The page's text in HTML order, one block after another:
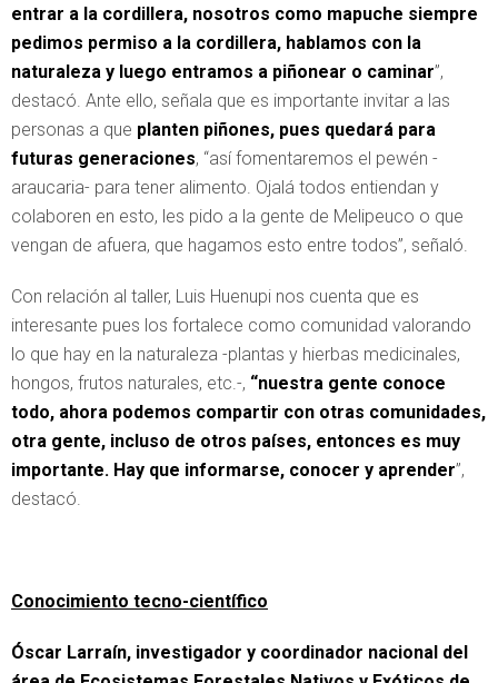
entrar a la cordillera, nosotros como mapuche siempre
pedimos permiso a la cordillera, hablamos con la
naturaleza y luego entramos a piñonear o caminar”,
destacó. Ante ello, señala que es importante invitar a las
personas a que planten piñones, pues quedará para
futuras generaciones, “así fomentaremos el pewén -
araucaria- para tener alimento. Ojalá todos entiendan y
colaboren en esto, les pido a la gente de Melipeuco o que
vengan de afuera, que hagamos esto entre todos”, señaló.
Con relación al taller, Luis Huenupi nos cuenta que es
interesante pues los fortalece como comunidad valorando
lo que hay en la naturaleza -plantas y hierbas medicinales,
hongos, frutos naturales, etc.-, “nuestra gente conoce
todo, ahora podemos compartir con otras comunidades,
otra gente, incluso de otros países, entonces es muy
importante. Hay que informarse, conocer y aprender”,
destacó.
Conocimiento tecno-científico
Óscar Larraín, investigador y coordinador nacional del